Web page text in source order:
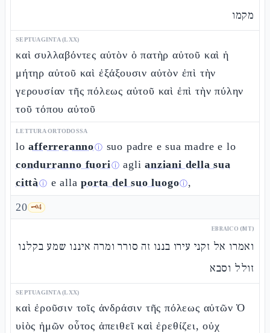
מקמו
SEPTUAGINTA (LXX)
καὶ συλλαβόντες αὐτὸν ὁ πατὴρ αὐτοῦ καὶ ἡ
μήτηρ αὐτοῦ καὶ ἐξάξουσιν αὐτὸν ἐπὶ τὴν
γερουσίαν τῆς πόλεως αὐτοῦ καὶ ἐπὶ τὴν πύλην
τοῦ τόπου αὐτοῦ
LETTURA ORTODOSSA
loafferrerannoⓘ suo padre e sua madre e lo
condurranno fuoriⓘ aglianziani della sua
cittàⓘ e allaporta del suo luogoⓘ,
20 🗝️4
EBRAICO (MT)
ואמרו אל זקני עירו בננו זה סורר ומרה איננו שמע בקלנו
זולל וסבא
SEPTUAGINTA (LXX)
καὶ ἐροῦσιν τοῖς ἀνδράσιν τῆς πόλεως αὐτῶν Ὁ
υἱὸς ἡμῶν οὗτος ἀπειθεῖ καὶ ἐρεθίζει, οὐχ